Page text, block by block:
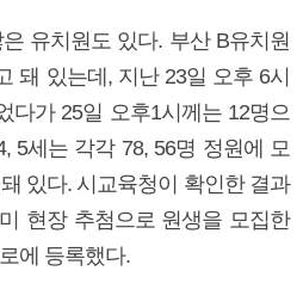
유치원도 있다. 부산 B유치원
돼 있는데, 지난 23일 오후 6시
다가 25일 오후1시께는 12명으
5세는 각각 78, 56명 정원에 모
있다. 시교육청이 확인한 결과
현장 추첨으로 원생을 모집한
에 등록했다.